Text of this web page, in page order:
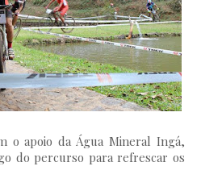
o apoio da Água Mineral Ingá,
do percurso para refrescar os